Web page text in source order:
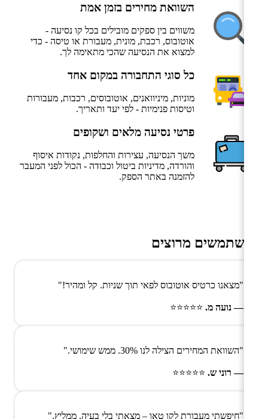
השוואת מחירים בזמן אמת
משווים בין ספקים מובילים בכל קו נסיעה -
אוטובוס, רכבת, מונית, מעבורת או טיסה - כדי
למצוא את הנסיעה שהכי מתאימה לך.
כל סוגי התחבורה במקום אחד
מוניות, מיניוואנים, אוטובוסים, רכבות, מעבורות
וטיסות פנימיות - לפי יעד ותאריך.
פרטי נסיעה מלאים ושקופים
משך הנסיעה, עצירות והחלפות, נקודות איסוף
והורדה, מדיניות ביטול וכבודה - הכול לפני המעבר
להזמנה באתר הספק.
משתמשים מרוצים
"מצאנו כרטיס אוטובוס לפאי תוך שניות. קל ומהיר!"
— נועה מ. ⭐⭐⭐⭐⭐
"השוואת המחירים הצילה לנו 30%. ממש שימושי."
— רוני ש. ⭐⭐⭐⭐⭐
"חיפשתי מעבורת לקו טאו – מצאתי בלי בעיה. ממליץ."